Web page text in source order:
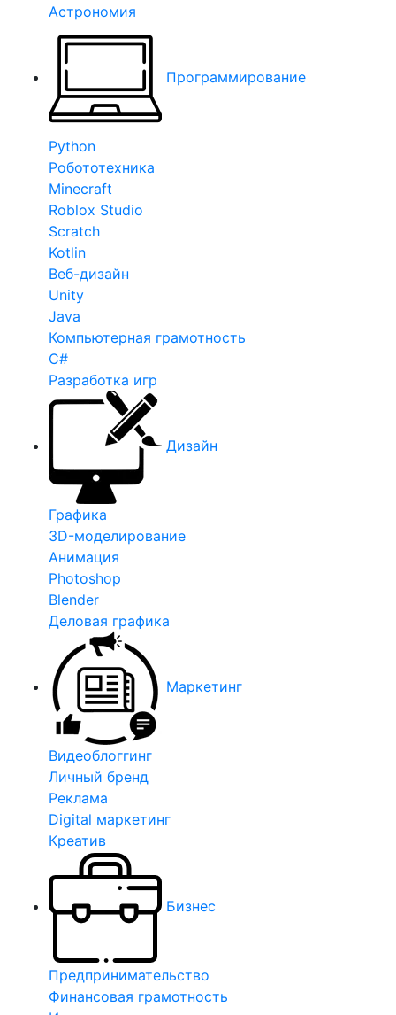
Астрономия
Программирование
Python
Робототехника
Minecraft
Roblox Studio
Scratch
Kotlin
Веб-дизайн
Unity
Java
Компьютерная грамотность
C#
Разработка игр
Дизайн
Графика
3D-моделирование
Анимация
Photoshop
Blender
Деловая графика
Маркетинг
Видеоблоггинг
Личный бренд
Реклама
Digital маркетинг
Креатив
Бизнес
Предпринимательство
Финансовая грамотность